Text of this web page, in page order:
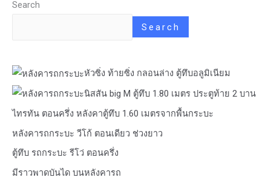
Search
Search
หัวซิ่ง ท้ายซิ่ง กลอนล่าง ตู้ทึบอลูมิเนียม
นิสสัน big M ตู้ทึบ 1.80 เมตร ประตูท้าย 2 บาน
ไทรทัน ตอนครึ่ง หลังคาตู้ทึบ 1.60 เมตรจากพื้นกระบะ
หลังคารถกระบะ วีโก้ ตอนเดียว ช่วงยาว
ตู้ทึบ รถกระบะ รีโว่ ตอนครึ่ง
มีราวพาดบันได บนหลังคารถ